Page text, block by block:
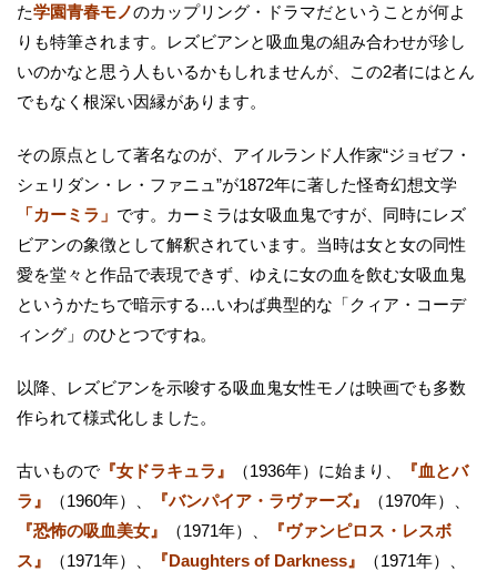
た学園青春モノのカップリング・ドラマだということが何よ
りも特筆されます。レズビアンと吸血鬼の組み合わせが珍し
いのかなと思う人もいるかもしれませんが、この2者にはとん
でもなく根深い因縁があります。
その原点として著名なのが、アイルランド人作家“ジョゼフ・
シェリダン・レ・ファニュ”が1872年に著した怪奇幻想文学
「カーミラ」 です。カーミラは女吸血鬼ですが、同時にレズ
ビアンの象徴として解釈されています。当時は女と女の同性
愛を堂々と作品で表現できず、ゆえに女の血を飲む女吸血鬼
というかたちで暗示する…いわば典型的な「クィア・コーデ
ィング」のひとつですね。
以降、レズビアンを示唆する吸血鬼女性モノは映画でも多数
作られて様式化しました。
古いもので 『女ドラキュラ』 （1936年）に始まり、
『血とバ
ラ』
（1960年）、 『バンパイア・ラヴァーズ』
（1970年）、
『恐怖の吸血美女』
（1971年）、
『ヴァンピロス・レスボ
ス』
（1971年）、 『Daughters of Darkness』
（1971年）、